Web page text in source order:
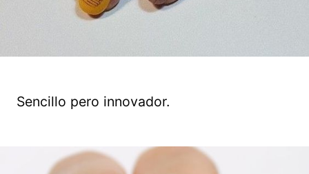
Sencillo pero innovador.